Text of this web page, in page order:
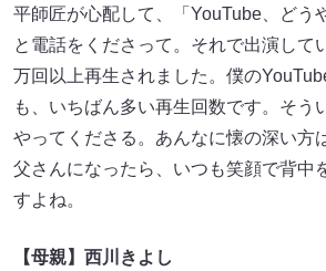
平師匠が心配して、「YouTube、どう
と電話をくださって。それで出演して
万回以上再生されました。僕の
も、いちばん多い再生回数です。そう
やってくださる。あんなに懐の深い方
父さんになったら、いつも笑顔で背中
すよね。
【母親】西川きよし